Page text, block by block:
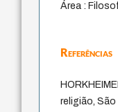
Área :
Referências
religião, São